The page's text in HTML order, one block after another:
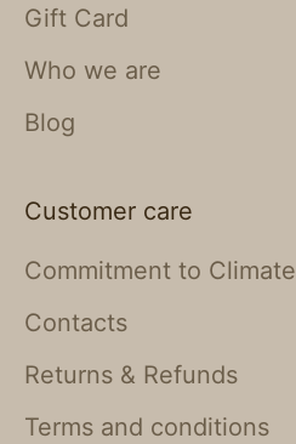
Gift Card
Who we are
Blog
Customer care
Commitment to Climate
Contacts
Returns & Refunds
Terms and conditions